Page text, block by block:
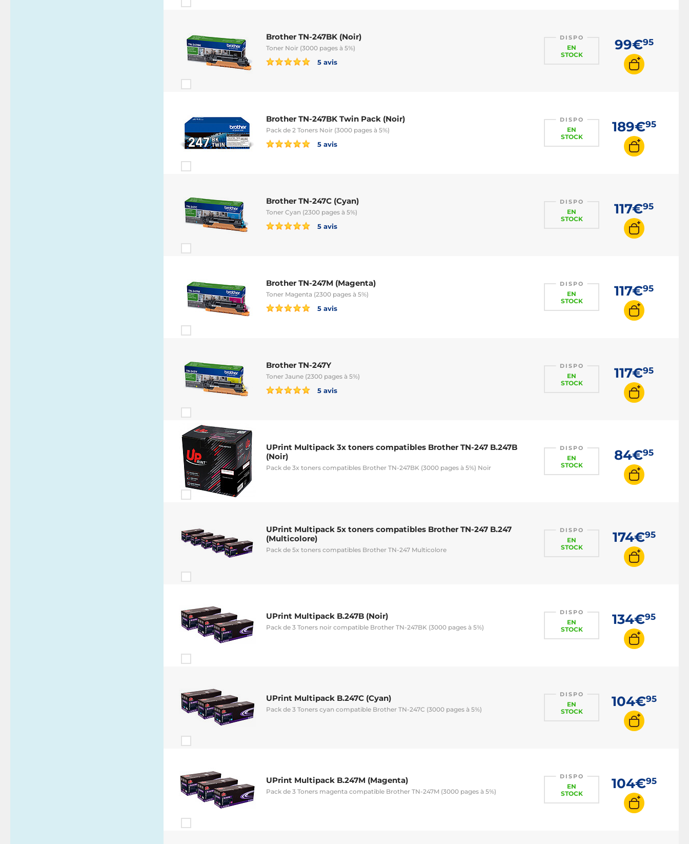
Brother TN-247BK (Noir)
Toner Noir (3000 pages à 5%)
5 avis
DISPO
EN
STOCK
99€95
Brother TN-247BK Twin Pack (Noir)
Pack de 2 Toners Noir (3000 pages à 5%)
5 avis
DISPO
EN
STOCK
189€95
Brother TN-247C (Cyan)
Toner Cyan (2300 pages à 5%)
5 avis
DISPO
EN
STOCK
117€95
Brother TN-247M (Magenta)
Toner Magenta (2300 pages à 5%)
5 avis
DISPO
EN
STOCK
117€95
Brother TN-247Y
Toner Jaune (2300 pages à 5%)
5 avis
DISPO
EN
STOCK
117€95
UPrint Multipack 3x toners compatibles Brother TN-247 B.247B
(Noir)
Pack de 3x toners compatibles Brother TN-247BK (3000 pages à 5%) Noir
DISPO
EN
STOCK
84€95
UPrint Multipack 5x toners compatibles Brother TN-247 B.247
(Multicolore)
Pack de 5x toners compatibles Brother TN-247 Multicolore
DISPO
EN
STOCK
174€95
UPrint Multipack B.247B (Noir)
Pack de 3 Toners noir compatible Brother TN-247BK (3000 pages à 5%)
DISPO
EN
STOCK
134€95
UPrint Multipack B.247C (Cyan)
Pack de 3 Toners cyan compatible Brother TN-247C (3000 pages à 5%)
DISPO
EN
STOCK
104€95
UPrint Multipack B.247M (Magenta)
Pack de 3 Toners magenta compatible Brother TN-247M (3000 pages à 5%)
DISPO
EN
STOCK
104€95